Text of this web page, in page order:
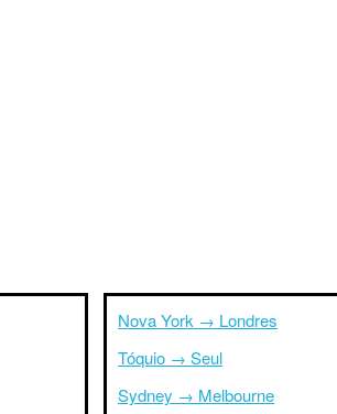
Nova York → Londres
Tóquio → Seul
Sydney → Melbourne